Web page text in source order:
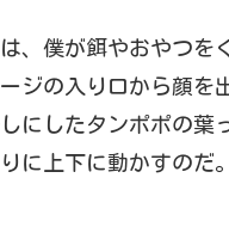
、僕が餌やおやつを
ジの入り口から顔を
にしたタンポポの葉
に上下に動かすのだ